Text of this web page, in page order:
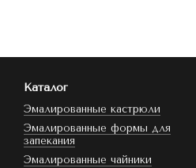
Каталог
Эмалированные кастрюли
Эмалированные формы для
запекания
Эмалированные чайники